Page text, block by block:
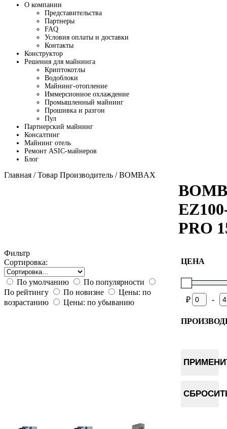
О компании
Представительства
Партнеры
FAQ
Условия оплаты и доставки
Контакты
Конструктор
Решения для майнинга
Криптокотлы
Водоблоки
Майнинг-отопление
Иммерсионное охлаждение
Промышленный майнинг
Прошивка и разгон
Пул
Партнерский майнинг
Консалтинг
Майнинг отель
Ремонт ASIC-майнеров
Блог
Главная / Товар Производитель / BOMBAX
PRO
Фильтр
Сортировка:
По умолчанию
По популярности
По рейтингу
По новизне
Цены: по
возрастанию
Цены: по убыванию
ЦЕНА
₽ -